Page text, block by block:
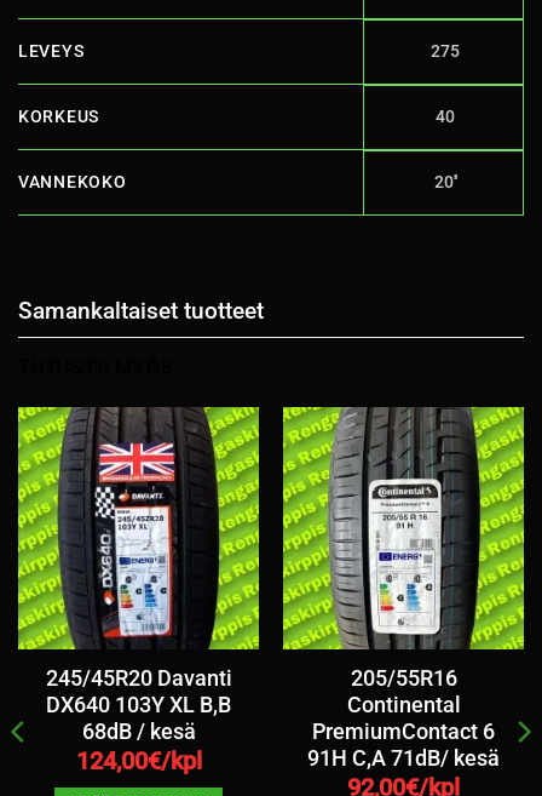
LEVEYS 275
KORKEUS 40
VANNEKOKO 20''
Samankaltaiset tuotteet
245/45R20 Davanti
DX640 103Y XL B,B
68dB / kesä
124,00€/kpl
205/55R16
Continental
PremiumContact 6
91H C,A 71dB/ kesä
92,00€/kpl